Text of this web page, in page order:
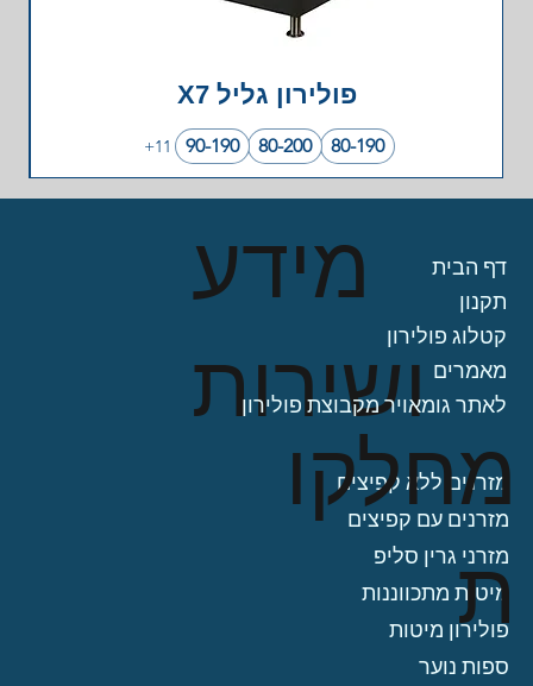
פולירון גליל X7
80-190
80-200
90-190
+11
מידע
ושירות
מזרנים ללא קפיצים
מזרנים עם קפיצים
מזרני גרין סליפ
מיטות מתכווננות
פולירון מיטות
ספות נוער
דף הבית
תקנון
קטלוג פולירון
מאמרים
לאתר גומאויר מקבוצת פולירון
מחלקו
ת